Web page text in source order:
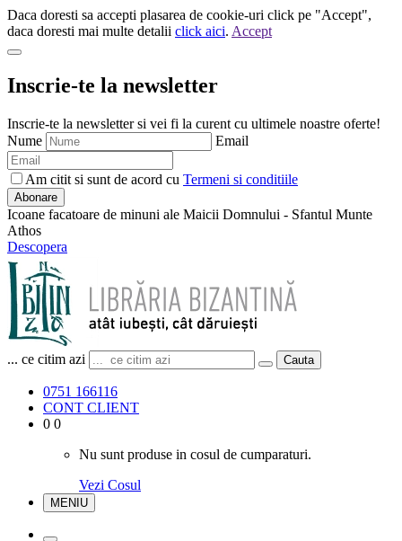
Daca doresti sa accepti plasarea de cookie-uri click pe "Accept",
daca doresti mai multe detalii click aici. Accept
Inscrie-te la newsletter
Inscrie-te la newsletter si vei fi la curent cu ultimele noastre oferte!
Nume
Email
Am citit si sunt de acord cu Termeni si conditiile
Abonare
Icoane facatoare de minuni ale Maicii Domnului - Sfantul Munte
Athos
Descopera
... ce citim azi Cauta
0751 166116
CONT CLIENT
0 0
Nu sunt produse in cosul de cumparaturi.
Vezi Cosul
MENIU